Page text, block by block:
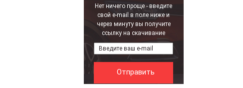
Нет ничего проще - введите
свой e-mail в поле ниже и
через минуту вы получите
ссылку на скачивание